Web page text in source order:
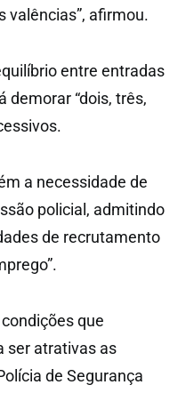
valências”, afirmou.
entre entradas
demorar “dois, três,
a necessidade de
policial, admitindo
de recrutamento
que
ser atrativas as
de Segurança